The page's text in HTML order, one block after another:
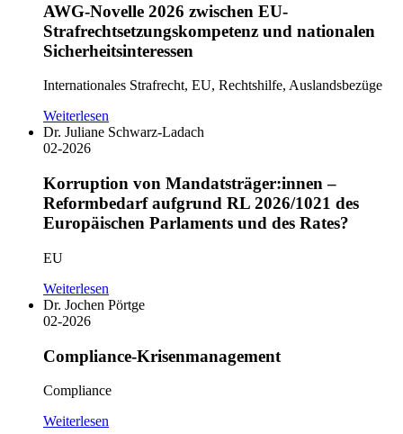
AWG-Novelle 2026 zwischen EU-
Strafrechtsetzungskompetenz und nationalen
Sicherheitsinteressen
Internationales Strafrecht, EU, Rechtshilfe, Auslandsbezüge
Weiterlesen
Dr. Juliane Schwarz-Ladach
02-2026
Korruption von Mandatsträger:innen –
Reformbedarf aufgrund RL 2026/1021 des
Europäischen Parlaments und des Rates?
EU
Weiterlesen
Dr. Jochen Pörtge
02-2026
Compliance-Krisenmanagement
Compliance
Weiterlesen